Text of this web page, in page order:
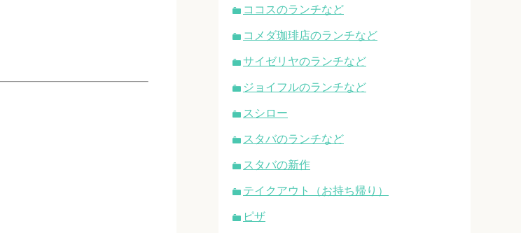
ココスのランチなど
コメダ珈琲店のランチなど
サイゼリヤのランチなど
ジョイフルのランチなど
スシロー
スタバのランチなど
スタバの新作
テイクアウト（お持ち帰り）
ピザ